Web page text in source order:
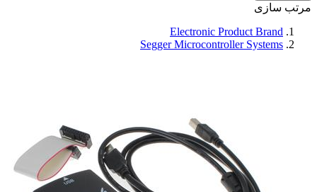
مرتب سازی
Electronic Product Brand
Segger Microcontroller Systems